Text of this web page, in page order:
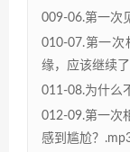
009-06.第一次
010-07.第一次
缘，应该继续
011-08.为什么
012-09.第一次
感到尴尬？